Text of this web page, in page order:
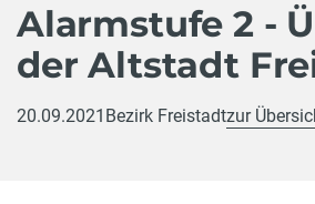
Alarmstufe 2 -
der Altstadt
20.09.2021 Bezirk Freistadtzur